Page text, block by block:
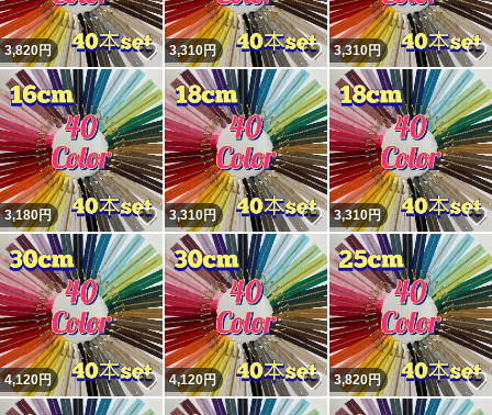
3,820円 いいね！
3,310円 いいね！
3,310円
3,180円 いいね！
3,310円 いいね！
3,310円
4,120円 いいね！
4,120円 いいね！
3,820円